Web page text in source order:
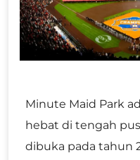
Minute Maid Park
hebat di tengah
dibuka pada tahun